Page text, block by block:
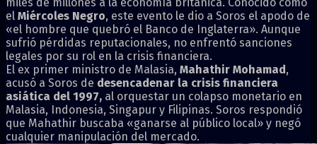
el Miércoles Negro, este evento le dio a Soros el apodo de
«el hombre que quebró el Banco de Inglaterra». Aunque
sufrió pérdidas reputacionales, no enfrentó sanciones
legales por su rol en la crisis financiera.
El ex primer ministro de Malasia, Mahathir Mohamad,
acusó a Soros de desencadenar la crisis financiera
asiática del 1997, al orquestar un colapso monetario en
Malasia, Indonesia, Singapur y Filipinas. Soros respondió
que Mahathir buscaba «ganarse al público local» y negó
cualquier manipulación del mercado.